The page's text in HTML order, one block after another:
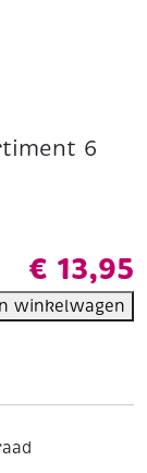
6
€ 13,95
In winkelwagen